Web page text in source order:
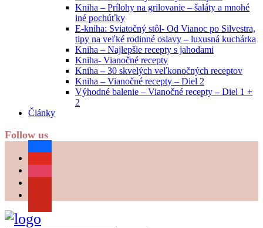
Kniha – Prílohy na grilovanie – šaláty a mnohé
iné pochúťky
E-kniha: Sviatočný stôl- Od Vianoc po Silvestra,
tipy na veľké rodinné oslavy – luxusná kuchárka
Kniha – Najlepšie recepty s jahodami
Kniha- Vianočné recepty
Kniha – 30 skvelých veľkonočných receptov
Kniha – Vianočné recepty – Diel 2
Výhodné balenie – Vianočné recepty – Diel 1 +
2
Články
Follow us